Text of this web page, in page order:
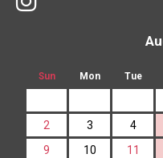
Sun Mon Tue
2
3 4
9
10 11